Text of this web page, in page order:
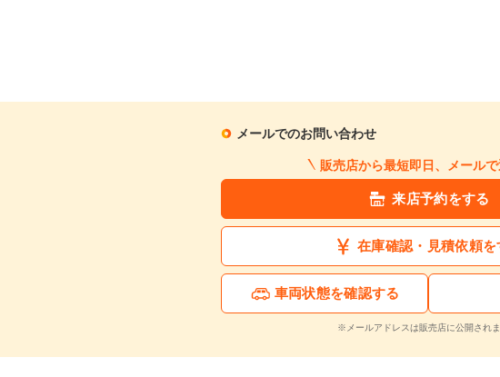
メールでのお問い合わせ
販売店から最短即日、メールで
来店予約をする
在庫確認・見積依頼を
車両状態を確認する
※メールアドレスは販売店に公開されま